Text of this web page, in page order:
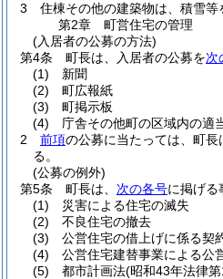
3
住棟その他の建築物は、積雪等
第2章
町営住宅の管理
(入居者の公募の方法)
第4条
町長は、入居者の公募を次
(1)
新聞
(2)
町広報紙
(3)
町掲示板
(4)
庁舎その他町の区域内の適
2
前項の公募に当たっては、町
る。
(公募の例外)
第5条
町長は、 次の各号に掲げる
(1)
災害による住宅の滅失
(2)
不良住宅の撤去
(3)
公営住宅の借上げに係る契
(4)
公営住宅建替事業による公
(5)
都市計画法(昭和43年法律